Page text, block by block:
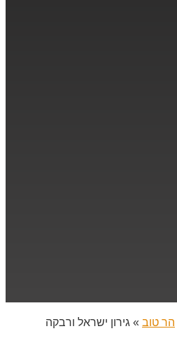
הר טוב » גירון ישראל ורבקה